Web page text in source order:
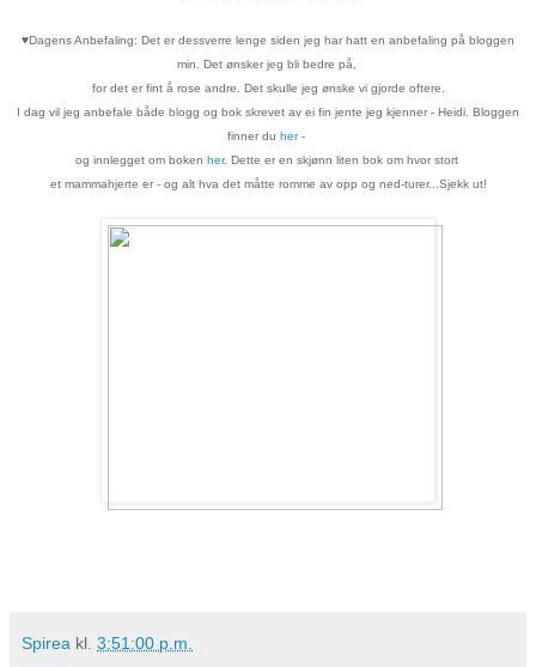
♥Dagens Anbefaling: Det er dessverre lenge siden jeg har hatt en anbefaling på bloggen
min. Det ønsker jeg bli bedre på,
for det er fint å rose andre. Det skulle jeg ønske vi gjorde oftere.
I dag vil jeg anbefale både blogg og bok skrevet av ei fin jente jeg kjenner - Heidi. Bloggen
finner du her-
og innlegget om boken her. Dette er en skjønn liten bok om hvor stort
et mammahjerte er - og alt hva det måtte romme av opp og ned-turer...Sjekk ut!
Spirea kl. 3:51:00 p.m.